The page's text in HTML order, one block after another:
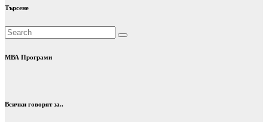
Търсене
МВА Програми
Всички говорят за..